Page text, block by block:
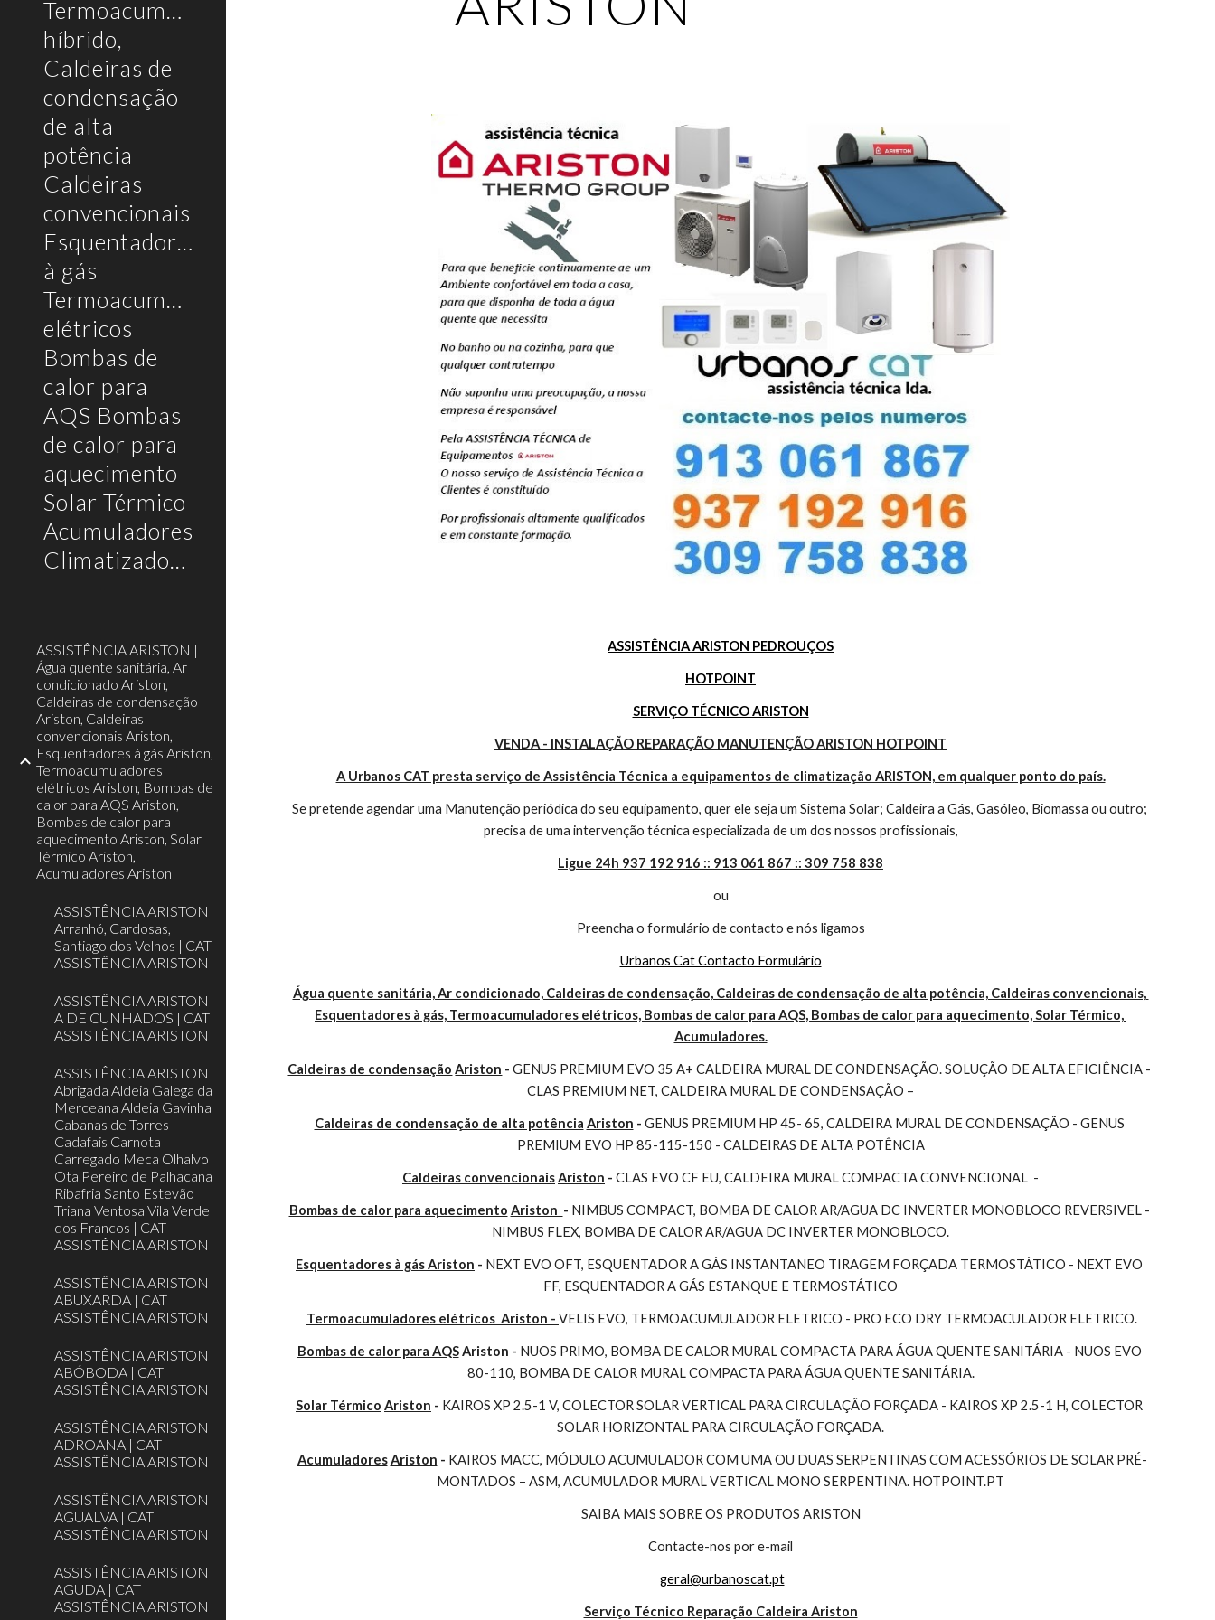
Termoacumulador
híbrido,
Caldeiras de
condensação
de alta
potência
Caldeiras
convencionais
Esquentadores
à gás
Termoacumuladores
elétricos
Bombas de
calor para
AQS Bombas
de calor para
aquecimento
Solar Térmico
Acumuladores
Climatizadores
ASSISTÊNCIA ARISTON |
Água quente sanitária, Ar
condicionado Ariston,
Caldeiras de condensação
Ariston, Caldeiras
convencionais Ariston,
Esquentadores à gás Ariston,
Termoacumuladores
elétricos Ariston, Bombas de
calor para AQS Ariston,
Bombas de calor para
aquecimento Ariston, Solar
Térmico Ariston,
Acumuladores Ariston
ASSISTÊNCIA ARISTON
Arranhó, Cardosas,
Santiago dos Velhos | CAT
ASSISTÊNCIA ARISTON
ASSISTÊNCIA ARISTON
A DE CUNHADOS | CAT
ASSISTÊNCIA ARISTON
ASSISTÊNCIA ARISTON
Abrigada Aldeia Galega da
Merceana Aldeia Gavinha
Cabanas de Torres
Cadafais Carnota
Carregado Meca Olhalvo
Ota Pereiro de Palhacana
Ribafria Santo Estevão
Triana Ventosa Vila Verde
dos Francos | CAT
ASSISTÊNCIA ARISTON
ASSISTÊNCIA ARISTON
ABUXARDA | CAT
ASSISTÊNCIA ARISTON
ASSISTÊNCIA ARISTON
ABÓBODA | CAT
ASSISTÊNCIA ARISTON
ASSISTÊNCIA ARISTON
ADROANA | CAT
ASSISTÊNCIA ARISTON
ASSISTÊNCIA ARISTON
AGUALVA | CAT
ASSISTÊNCIA ARISTON
ASSISTÊNCIA ARISTON
AGUDA | CAT
ASSISTÊNCIA ARISTON
ASSISTÊNCIA ARISTON PEDROUÇOS
HOTPOINT
SERVIÇO TÉCNICO ARISTON
VENDA - INSTALAÇÃO REPARAÇÃO MANUTENÇÃO ARISTON HOTPOINT
A Urbanos CAT presta serviço de Assistência Técnica a equipamentos de climatização ARISTON, em qualquer ponto do país.
Se pretende agendar uma Manutenção periódica do seu equipamento, quer ele seja um Sistema Solar; Caldeira a Gás, Gasóleo, Biomassa ou outro;
precisa de uma intervenção técnica especializada de um dos nossos profissionais,
Ligue 24h 937 192 916 :: 913 061 867 :: 309 758 838
ou
Preencha o formulário de contacto e nós ligamos
Urbanos Cat Contacto Formulário
Água quente sanitária, Ar condicionado, Caldeiras de condensação, Caldeiras de condensação de alta potência, Caldeiras convencionais,
Esquentadores à gás, Termoacumuladores elétricos, Bombas de calor para AQS, Bombas de calor para aquecimento, Solar Térmico,
Acumuladores.
Caldeiras de condensação Ariston - GENUS PREMIUM EVO 35 A+ CALDEIRA MURAL DE CONDENSAÇÃO. SOLUÇÃO DE ALTA EFICIÊNCIA -
CLAS PREMIUM NET, CALDEIRA MURAL DE CONDENSAÇÃO –
Caldeiras de condensação de alta potência Ariston - GENUS PREMIUM HP 45- 65, CALDEIRA MURAL DE CONDENSAÇÃO - GENUS
PREMIUM EVO HP 85-115-150 - CALDEIRAS DE ALTA POTÊNCIA
Caldeiras convencionaisAriston - CLAS EVO CF EU, CALDEIRA MURAL COMPACTA CONVENCIONAL  -
Bombas de calor para aquecimento Ariston - NIMBUS COMPACT, BOMBA DE CALOR AR/AGUA DC INVERTER MONOBLOCO REVERSIVEL -
NIMBUS FLEX, BOMBA DE CALOR AR/AGUA DC INVERTER MONOBLOCO.
Esquentadores à gás Ariston - NEXT EVO OFT, ESQUENTADOR A GÁS INSTANTANEO TIRAGEM FORÇADA TERMOSTÁTICO - NEXT EVO
FF, ESQUENTADOR A GÁS ESTANQUE E TERMOSTÁTICO
Termoacumuladores elétricos  Ariston - VELIS EVO, TERMOACUMULADOR ELETRICO - PRO ECO DRY TERMOACULADOR ELETRICO.
Bombas de calor para AQS Ariston - NUOS PRIMO, BOMBA DE CALOR MURAL COMPACTA PARA ÁGUA QUENTE SANITÁRIA - NUOS EVO
80-110, BOMBA DE CALOR MURAL COMPACTA PARA ÁGUA QUENTE SANITÁRIA.
Solar Térmico Ariston - KAIROS XP 2.5-1 V, COLECTOR SOLAR VERTICAL PARA CIRCULAÇÃO FORÇADA - KAIROS XP 2.5-1 H, COLECTOR
SOLAR HORIZONTAL PARA CIRCULAÇÃO FORÇADA.
Acumuladores Ariston - KAIROS MACC, MÓDULO ACUMULADOR COM UMA OU DUAS SERPENTINAS COM ACESSÓRIOS DE SOLAR PRÉ-
MONTADOS – ASM, ACUMULADOR MURAL VERTICAL MONO SERPENTINA. HOTPOINT.PT
SAIBA MAIS SOBRE OS PRODUTOS ARISTON
Contacte-nos por e-mail
geral@urbanoscat.pt
Serviço Técnico Reparação Caldeira Ariston